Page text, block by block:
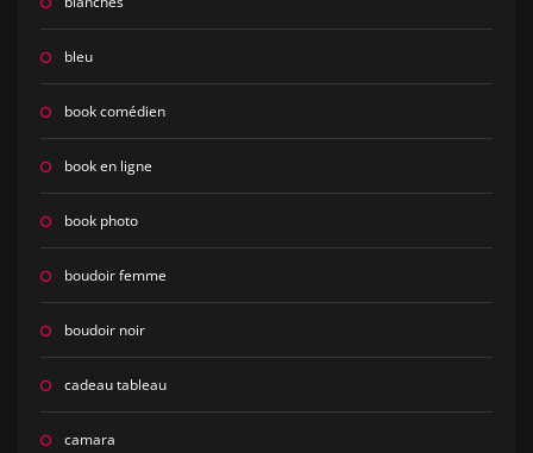
bleu
book comédien
book en ligne
book photo
boudoir femme
boudoir noir
cadeau tableau
camara